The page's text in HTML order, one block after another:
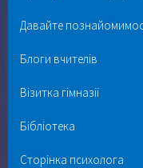
Давайте
Блоги вчителів
Візитка гімназії
Бібліотека
Сторінка психолога